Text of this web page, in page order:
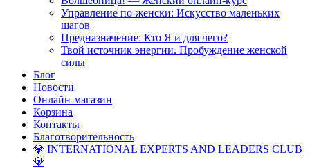
Управление по-женски: Искусство маленьких
шагов
Предназначение: Кто Я и для чего?
Твой источник энергии. Пробуждение женской
силы
Блог
Новости
Онлайн-магазин
Корзина
Контакты
Благотворительность
💎 INTERNATIONAL EXPERTS AND LEADERS CLUB
💎